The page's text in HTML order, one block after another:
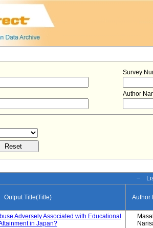
Survey
Author
−
Output Title(Title) Author
Adversely Associated with Educational
in Japan?